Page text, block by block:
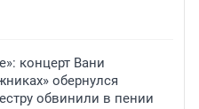
концерт Вани
обернулся
обвинили в пении